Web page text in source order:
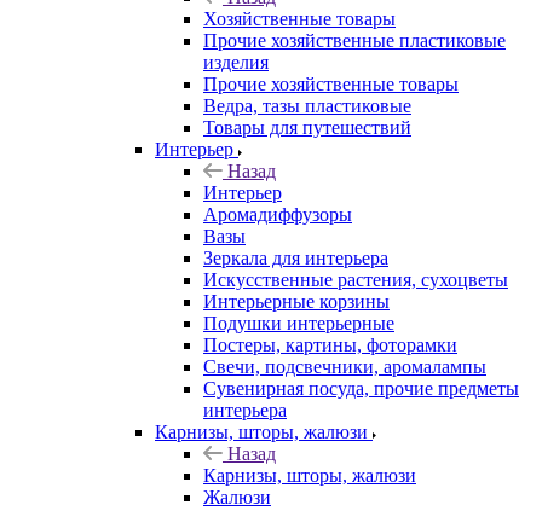
Хозяйственные товары
Прочие хозяйственные пластиковые
изделия
Прочие хозяйственные товары
Ведра, тазы пластиковые
Товары для путешествий
Интерьер
Назад
Интерьер
Аромадиффузоры
Вазы
Зеркала для интерьера
Искусственные растения, сухоцветы
Интерьерные корзины
Подушки интерьерные
Постеры, картины, фоторамки
Свечи, подсвечники, аромалампы
Сувенирная посуда, прочие предметы
интерьера
Карнизы, шторы, жалюзи
Назад
Карнизы, шторы, жалюзи
Жалюзи